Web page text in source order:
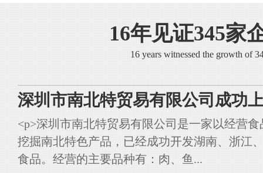
16年见证345家
16 years witnessed the growth of
深圳市南北特贸易有限公司成功
<p>深圳市南北特贸易有限公司是一家以经营
挖掘南北特色产品，已经成功开发湖南、浙江
食品。经营的主要品种有：肉、鱼...